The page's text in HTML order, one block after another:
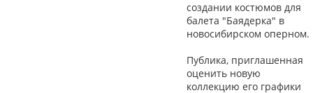
создании костюмов для
балета "Баядерка" в
новосибирском оперном.
Публика, приглашенная
оценить новую
коллекцию его графики